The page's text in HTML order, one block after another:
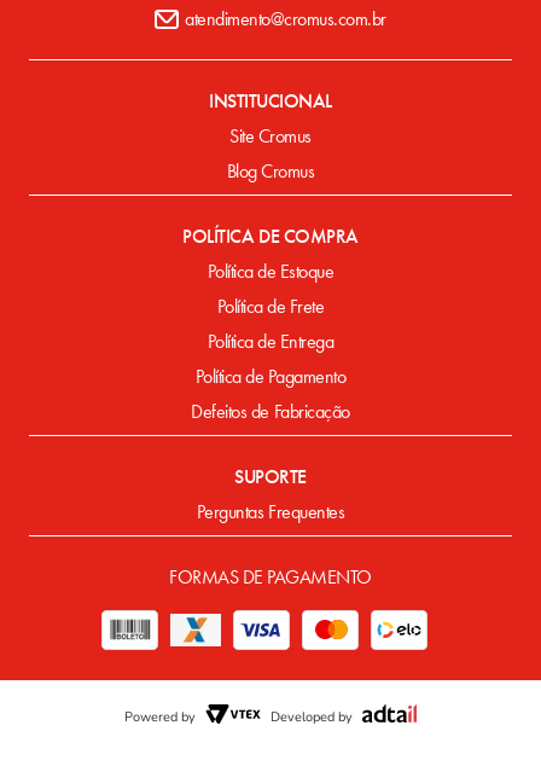
atendimento@cromus.com.br
INSTITUCIONAL
Site Cromus
Blog Cromus
POLÍTICA DE COMPRA
Política de Estoque
Política de Frete
Política de Entrega
Política de Pagamento
Defeitos de Fabricação
SUPORTE
Perguntas Frequentes
FORMAS DE PAGAMENTO
Powered by Developed by